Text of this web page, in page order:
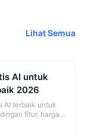
Lihat Semua
AI untuk
2026
AI terbaik untuk
fitur, harga,